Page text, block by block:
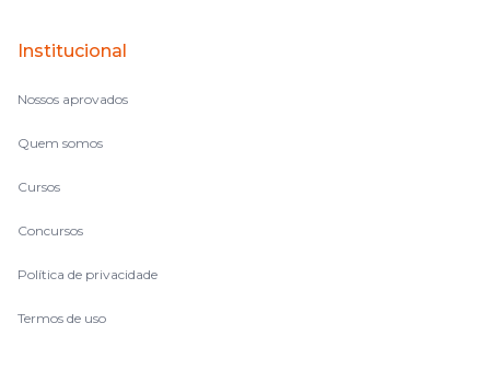
Institucional
Nossos aprovados
Quem somos
Cursos
Concursos
Política de privacidade
Termos de uso